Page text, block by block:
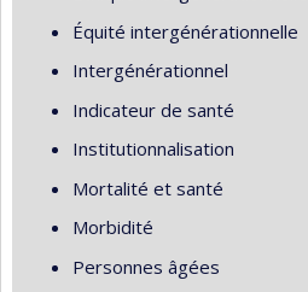
Équité intergénérationnelle
Intergénérationnel
Indicateur de santé
Institutionnalisation
Mortalité et santé
Morbidité
Personnes âgées